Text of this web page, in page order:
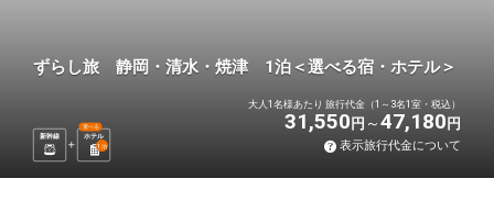
ずらし旅 静岡・清水・焼津 1泊＜選べる宿・ホテル＞
新幹線 ホテル
選べる
1 泊
大人1名様あたり 旅行代金（1～3名1室・税込）
31,550 円 47,180 円
表示旅行代金について